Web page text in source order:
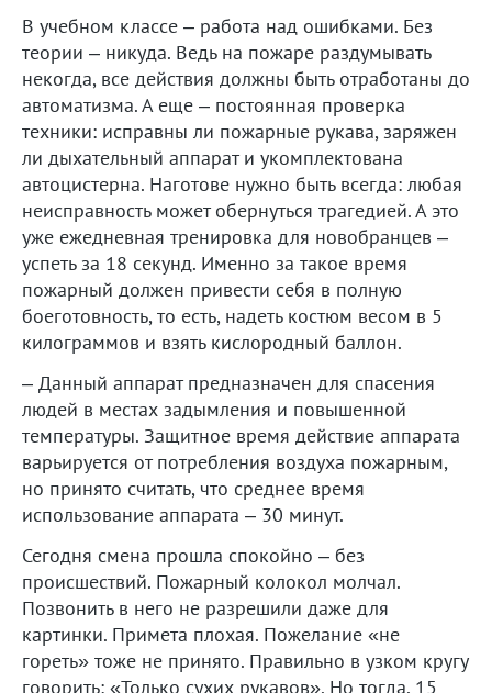
В учебном классе – работа над ошибками. Без
теории – никуда. Ведь на пожаре раздумывать
некогда, все действия должны быть отработаны до
автоматизма. А еще – постоянная проверка
техники: исправны ли пожарные рукава, заряжен
ли дыхательный аппарат и укомплектована
автоцистерна. Наготове нужно быть всегда: любая
неисправность может обернуться трагедией. А это
уже ежедневная тренировка для новобранцев –
успеть за 18 секунд. Именно за такое время
пожарный должен привести себя в полную
боеготовность, то есть, надеть костюм весом в 5
килограммов и взять кислородный баллон.
– Данный аппарат предназначен для спасения
людей в местах задымления и повышенной
температуры. Защитное время действие аппарата
варьируется от потребления воздуха пожарным,
но принято считать, что среднее время
использование аппарата – 30 минут.
Сегодня смена прошла спокойно – без
происшествий. Пожарный колокол молчал.
Позвонить в него не разрешили даже для
картинки. Примета плохая. Пожелание «не
гореть» тоже не принято. Правильно в узком кругу
говорить: «Только сухих рукавов». Но тогда, 15